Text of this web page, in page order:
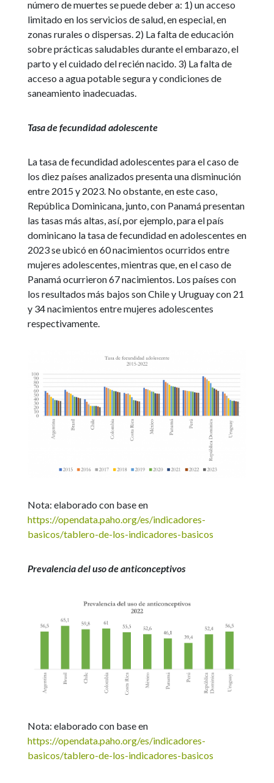
número de muertes se puede deber a: 1) un acceso
limitado en los servicios de salud, en especial, en
zonas rurales o dispersas. 2) La falta de educación
sobre prácticas saludables durante el embarazo, el
parto y el cuidado del recién nacido. 3) La falta de
acceso a agua potable segura y condiciones de
saneamiento inadecuadas.
Tasa de fecundidad adolescente
La tasa de fecundidad adolescentes para el caso de
los diez países analizados presenta una disminución
entre 2015 y 2023. No obstante, en este caso,
República Dominicana, junto, con Panamá presentan
las tasas más altas, así, por ejemplo, para el país
dominicano la tasa de fecundidad en adolescentes en
2023 se ubicó en 60 nacimientos ocurridos entre
mujeres adolescentes, mientras que, en el caso de
Panamá ocurrieron 67 nacimientos. Los países con
los resultados más bajos son Chile y Uruguay con 21
y 34 nacimientos entre mujeres adolescentes
respectivamente.
Nota: elaborado con base en
https://opendata.paho.org/es/indicadores-
basicos/tablero-de-los-indicadores-basicos
Prevalencia del uso de anticonceptivos
Nota: elaborado con base en
https://opendata.paho.org/es/indicadores-
basicos/tablero-de-los-indicadores-basicos